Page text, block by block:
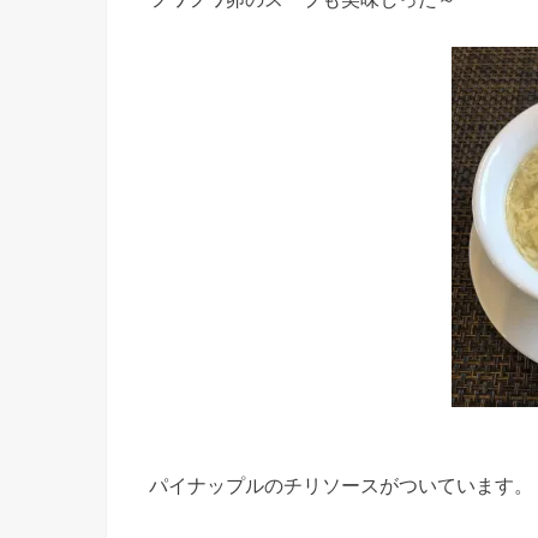
パイナップルのチリソースがついています。